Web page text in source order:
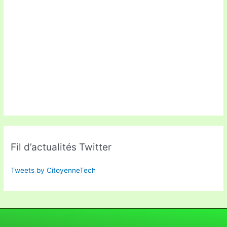
Fil d’actualités Twitter
Tweets by CitoyenneTech